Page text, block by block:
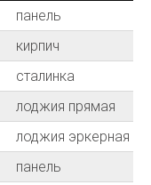
панель
кирпич
сталинка
лоджия прямая
лоджия эркерная
панель